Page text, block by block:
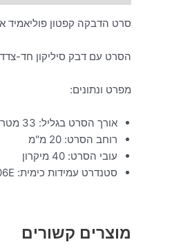
סרט הדבקה קפטון פוליאמיד
הסרט עם דבק סיליקון חד-צדדי עמיד בחום גבוה עד
מפרט ונתונים:
אורך הסרט בגליל: 33 מטר
רוחב הסרט: 20 מ"מ
עובי הסרט: 40 מיקרון
סטנדרט עמידות כימית:
מוצרים קשורים